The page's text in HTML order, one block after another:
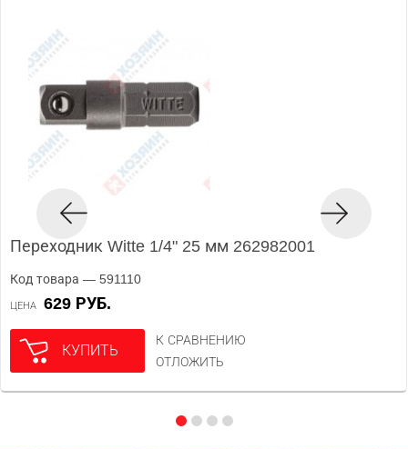
Переходник Witte 1/4" 25 мм 262982001
Код товара — 591110
ЦЕНА 629 РУБ.
КУПИТЬ
К СРАВНЕНИЮ
ОТЛОЖИТЬ